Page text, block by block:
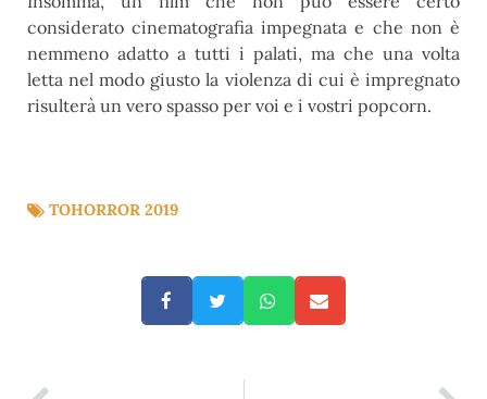
considerato cinematografia impegnata e che non è
nemmeno adatto a tutti i palati, ma che una volta
letta nel modo giusto la violenza di cui è impregnato
risulterà un vero spasso per voi e i vostri popcorn.
TOHORROR 2019